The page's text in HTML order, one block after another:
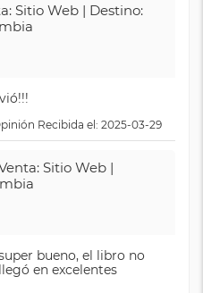
Sitio Web | Destino:
Recibida el: 2025-03-29
Sitio Web |
bueno, el libro no
en excelentes